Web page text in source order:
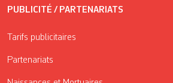
PUBLICITÉ / PARTENARIATS
Tarifs publicitaires
Partenariats